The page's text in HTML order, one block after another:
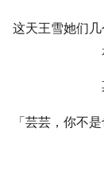
这天王雪她们
「芸芸，你不